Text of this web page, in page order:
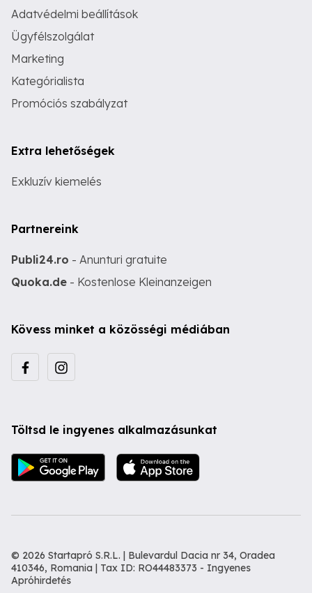
Adatvédelmi beállítások
Ügyfélszolgálat
Marketing
Kategórialista
Promóciós szabályzat
Extra lehetőségek
Exkluzív kiemelés
Partnereink
Publi24.ro - Anunturi gratuite
Quoka.de - Kostenlose Kleinanzeigen
Kövess minket a közösségi médiában
Töltsd le ingyenes alkalmazásunkat
© 2026 Startapró S.R.L. | Bulevardul Dacia nr 34, Oradea
410346, Romania | Tax ID: RO44483373 - Ingyenes
Apróhirdetés